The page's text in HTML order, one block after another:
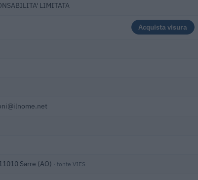
LIMITATA
Acquista visura
Sarre (AO) · fonte VIES